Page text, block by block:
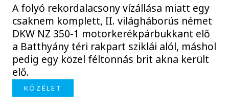
A folyó rekordalacsony vízállása miatt egy
csaknem komplett, II. világháborús német
DKW NZ 350-1 motorkerékpárbukkant elő
a Batthyány téri rakpart sziklái alól, máshol
pedig egy közel féltonnás brit akna került
elő.
KÖZÉLET